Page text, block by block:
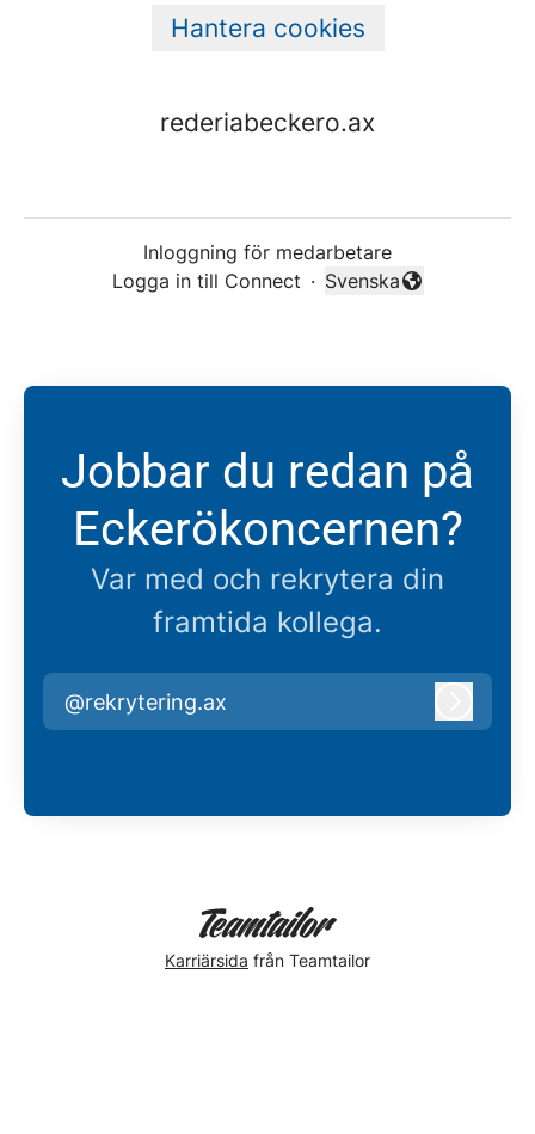
Hantera cookies
rederiabeckero.ax
Inloggning för medarbetare
Logga in till Connect ·
Byt språk
Svenska
Jobbar du redan på
Eckerökoncernen?
Var med och rekrytera din
framtida kollega.
@rekrytering.ax
Karriärsida från Teamtailor